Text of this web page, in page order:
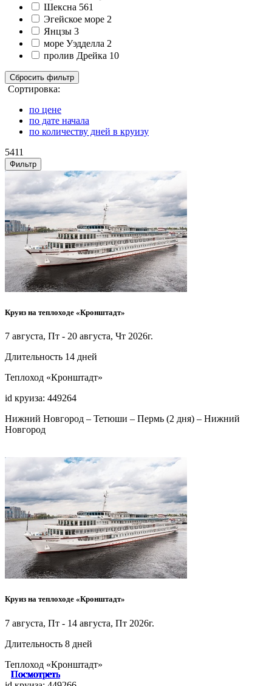
Шексна 561
Эгейское море 2
Янцзы 3
море Уэдделла 2
пролив Дрейка 10
Сбросить фильтр
Сортировка:
по цене
по дате начала
по количеству дней в круизу
5411
Фильтр
Посмотреть
Круиз на теплоходе «Кронштадт»
7 августа, Пт - 20 августа, Чт 2026г.
Длительность 14 дней
Теплоход «Кронштадт»
id круиза: 449264
Нижний Новгород – Тетюши – Пермь (2 дня) – Нижний
Новгород
Посмотреть
Круиз на теплоходе «Кронштадт»
7 августа, Пт - 14 августа, Пт 2026г.
Длительность 8 дней
Теплоход «Кронштадт»
Посмотреть
Посмотреть
Посмотреть
Посмотреть
Посмотреть
Посмотреть
Посмотреть
Посмотреть
Посмотреть
Посмотреть
Посмотреть
Посмотреть
Посмотреть
Посмотреть
Посмотреть
Посмотреть
Посмотреть
Посмотреть
Посмотреть
Посмотреть
Посмотреть
Посмотреть